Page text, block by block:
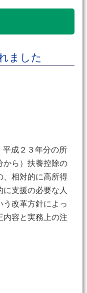
ました
平成２３年分の所
から）扶養控除の
、相対的に高所得
支援の必要な人
う改革方針によっ
内容と実務上の注